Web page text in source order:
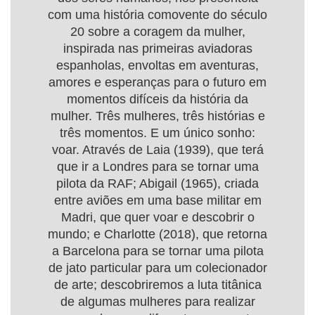
com uma história comovente do século
20 sobre a coragem da mulher,
inspirada nas primeiras aviadoras
espanholas, envoltas em aventuras,
amores e esperanças para o futuro em
momentos difíceis da história da
mulher. Três mulheres, três histórias e
três momentos. E um único sonho:
voar. Através de Laia (1939), que terá
que ir a Londres para se tornar uma
pilota da RAF; Abigail (1965), criada
entre aviões em uma base militar em
Madri, que quer voar e descobrir o
mundo; e Charlotte (2018), que retorna
a Barcelona para se tornar uma pilota
de jato particular para um colecionador
de arte; descobriremos a luta titânica
de algumas mulheres para realizar